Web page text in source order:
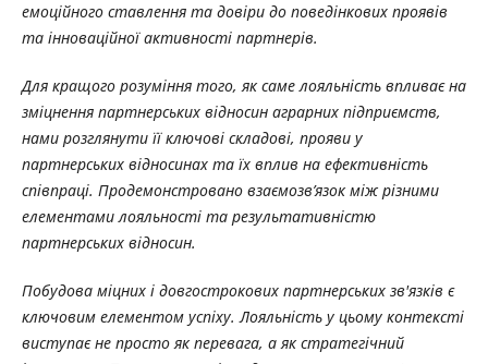
емоційного ставлення та довіри до поведінкових проявів
та інноваційної активності партнерів.
Для кращого розуміння того, як саме лояльність впливає на
зміцнення партнерських відносин аграрних підприємств,
нами розглянути її ключові складові, прояви у
партнерських відносинах та їх вплив на ефективність
співпраці. Продемонстровано взаємозв’язок між різними
елементами лояльності та результативністю
партнерських відносин.
Побудова міцних і довгострокових партнерських зв'язків є
ключовим елементом успіху. Лояльність у цьому контексті
виступає не просто як перевага, а як стратегічний